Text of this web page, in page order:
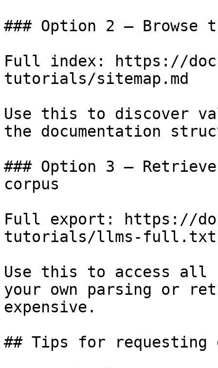
### Option 2 — Browse
Full index: https://
tutorials/sitemap.md
Use this to discover
the documentation
### Option 3 —
corpus
Full export: https://
tutorials/llms-full.txt
Use this to access all
your own parsing or
expensive.
## Tips for requesting